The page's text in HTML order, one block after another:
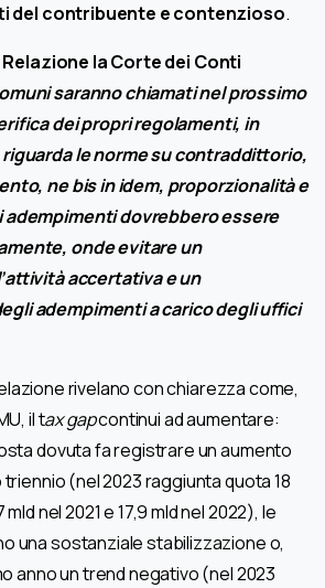
del contribuente e contenzioso.
la Corte dei Conti
saranno chiamati nel prossimo
dei propri regolamenti, in
le norme su contraddittorio,
ne bis in idem, proporzionalità e
dovrebbero essere
onde evitare un
accertativa e un
adempimenti a carico degli uffici
rivelano con chiarezza come,
il tax gapcontinui ad aumentare:
dovuta fa registrare un aumento
(nel 2023 raggiunta quota 18
nel 2021 e 17,9 mld nel 2022), le
una sostanziale stabilizzazione o,
anno un trend negativo (nel 2023